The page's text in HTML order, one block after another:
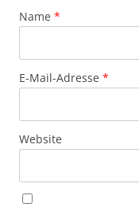
Name *
E-Mail-Adresse *
Website